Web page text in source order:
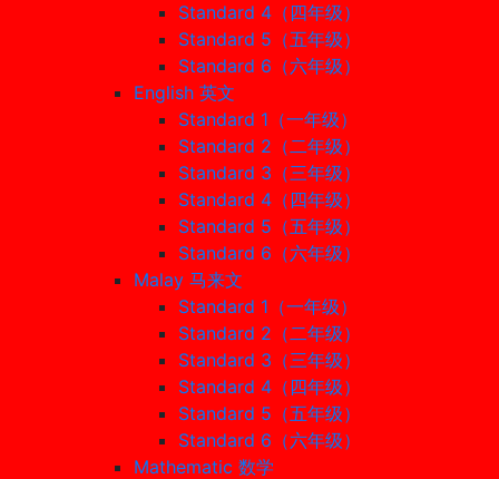
Standard 4（四年级）
Standard 5（五年级）
Standard 6（六年级）
English 英文
Standard 1（一年级）
Standard 2（二年级）
Standard 3（三年级）
Standard 4（四年级）
Standard 5（五年级）
Standard 6（六年级）
Malay 马来文
Standard 1（一年级）
Standard 2（二年级）
Standard 3（三年级）
Standard 4（四年级）
Standard 5（五年级）
Standard 6（六年级）
Mathematic 数学